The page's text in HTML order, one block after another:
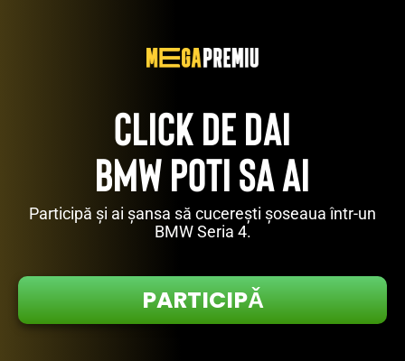
CLICK DE DAI
BMW POTI SA AI
Participă și ai șansa să cucerești șoseaua într-un
BMW Seria 4.
PARTICIPǍ